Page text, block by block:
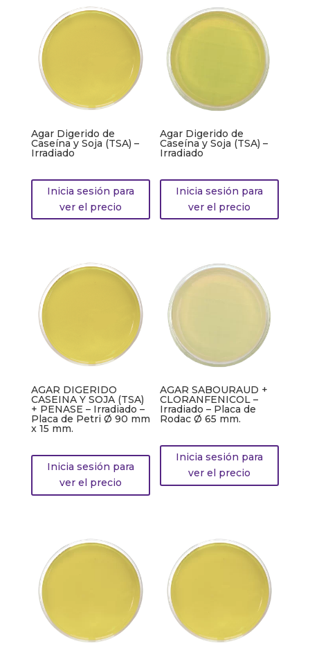
Agar Digerido de
Caseína y Soja (TSA) –
Irradiado
Inicia sesión para
ver el precio
Agar Digerido de
Caseína y Soja (TSA) –
Irradiado
Inicia sesión para
ver el precio
AGAR DIGERIDO
CASEINA Y SOJA (TSA)
+ PENASE – Irradiado –
Placa de Petri Ø 90 mm
x 15 mm.
Inicia sesión para
ver el precio
AGAR SABOURAUD +
CLORANFENICOL –
Irradiado – Placa de
Rodac Ø 65 mm.
Inicia sesión para
ver el precio